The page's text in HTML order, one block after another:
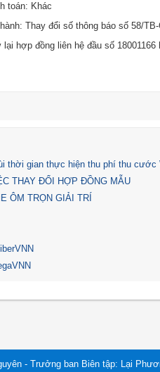
toán: Khác
Thay đổi số thông báo số 58/
hợp đồng liên hệ đầu số
thời gian thực hiện thu phí thu cước
THAY ĐỔI HỢP ĐỒNG MẪU
ÔM TRỌN GIẢI TRÍ
- Trưởng ban Biên tập: Lại